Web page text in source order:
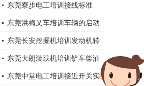
中通常会采取以下措施
东莞寮步电工培训接线标准
东莞洪梅叉车培训车辆的启动
运行
东莞长安挖掘机培训发动机转
速下降
东莞大朗装载机培训铲车柴油
机突然停机的原因有那些，应
东莞中堂电工培训接近开关实